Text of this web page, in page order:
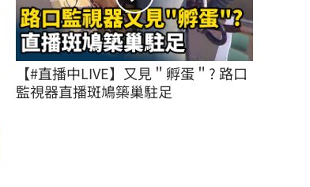
【#直播中LIVE】又見＂孵蛋＂? 路口
監視器直播斑鳩築巢駐足